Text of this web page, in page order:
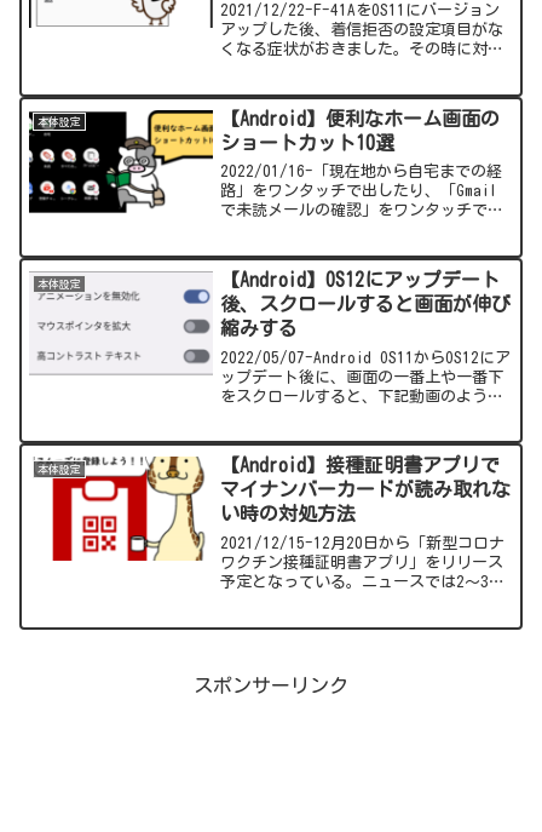
2021/12/22-F-41AをOS11にバージョン
アップした後、着信拒否の設定項目がな
くなる症状がおきました。その時に対処
本体設定
【Android】便利なホーム画面の
ショートカット10選
2022/01/16-「現在地から自宅までの経
路」をワンタッチで出したり、「Gmail
で未読メールの確認」をワンタッチでで
本体設定
【Android】OS12にアップデート
後、スクロールすると画面が伸び
縮みする
2022/05/07-Android OS11からOS12にア
ップデート後に、画面の一番上や一番下
をスクロールすると、下記動画のように
る方法を紹介します。
本体設定
【Android】接種証明書アプリで
マイナンバーカードが読み取れな
い時の対処方法
2021/12/15-12月20日から「新型コロナ
ワクチン接種証明書アプリ」をリリース
予定となっている。ニュースでは2～3分
ます。
スポンサーリンク